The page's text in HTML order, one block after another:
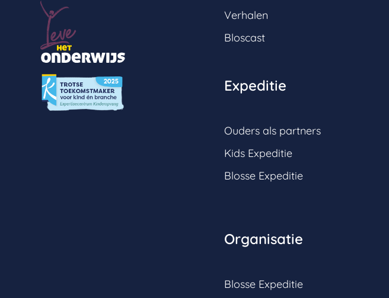
Verhalen
Bloscast
Expeditie
Ouders als partners
Kids Expeditie
Blosse Expeditie
Organisatie
Blosse Expeditie